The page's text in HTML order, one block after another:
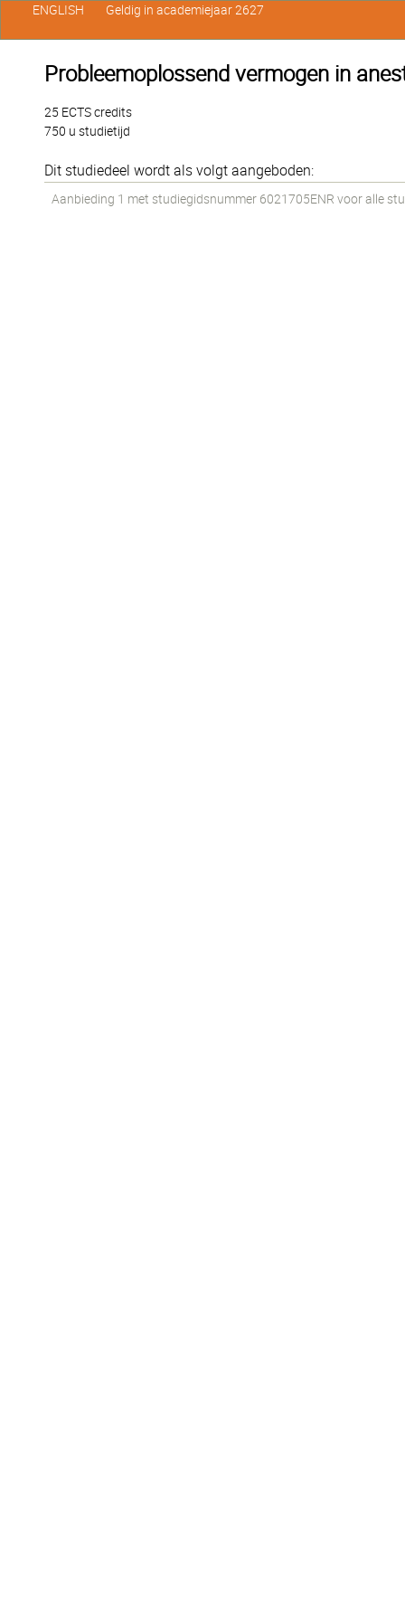
Probleemoplossend vermogen in
25 ECTS credits
750 u studietijd
Dit studiedeel wordt als volgt aangeboden:
Aanbieding 1 met studiegidsnummer 6021705ENR voor alle
ENGLISH Geldig in academiejaar 2627